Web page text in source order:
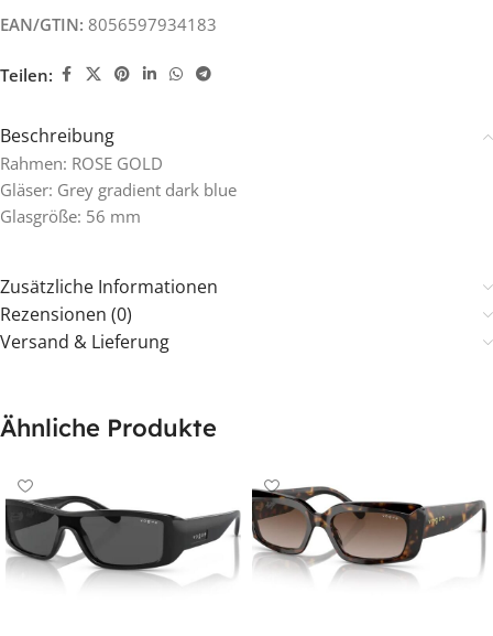
EAN/GTIN: 8056597934183
Teilen:
Beschreibung
Rahmen: ROSE GOLD
Gläser: Grey gradient dark blue
Glasgröße: 56 mm
Zusätzliche Informationen
Rezensionen (0)
Versand & Lieferung
Ähnliche Produkte